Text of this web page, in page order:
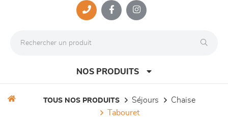
NOS PRODUITS
TOUS NOS PRODUITS séjours
chaise
tabouret